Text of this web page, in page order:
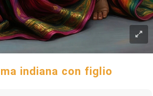
indiana con figlio